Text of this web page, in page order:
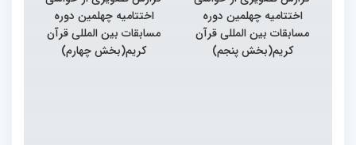
اختتامیه چهلمین دوره
مسابقات بین المللی قرآن
کریم(بخش پنجم)
اختتامیه چهلمین دوره
مسابقات بین المللی قرآن
کریم(بخش چهارم)